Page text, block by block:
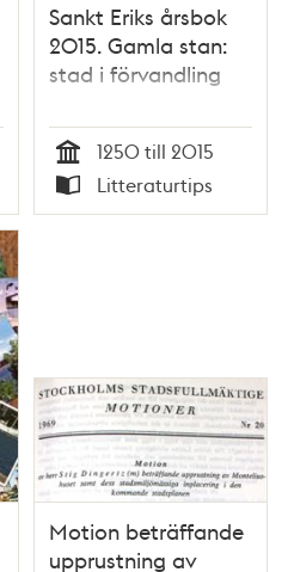
Sankt Eriks årsbok
2015. Gamla stan:
stad i förvandling
Tid
1250 till 2015
Typ
Litteraturtips
Motion beträffande
upprustning av